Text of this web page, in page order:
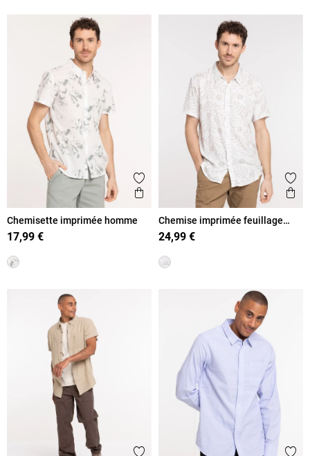
Ajouter aux favoris
Aperçu rapide
Chemisette imprimée homme
17,99 €
Chemise imprimée feuillage
homme
24,99 €